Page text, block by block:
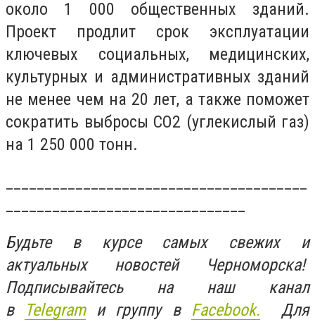
около 1 000 общественных зданий.
Проект продлит срок эксплуатации
ключевых социальных, медицинских,
культурных и административных зданий
не менее чем на 20 лет, а также поможет
сократить выбросы CO2 (углекислый газ)
на 1 250 000 тонн.
Будьте в курсе самых свежих и
актуальных новостей Черноморска!
Подписывайтесь на наш канал
в
Telegramи группу в Facebook. Для